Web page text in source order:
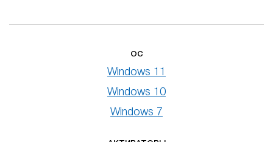
ОС
Windows 11
Windows 10
Windows 7